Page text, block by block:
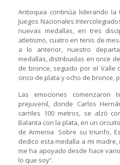
Antioquia continúa liderando
Juegos Nacionales
nuevas medallas, en tres
atletismo, cuatro en tenis de
a lo anterior, nuestro
medallas, distribuidas en once
de bronce, seguido por el Valle
cinco de plata y ocho de bronce,
Las emociones comenzaron
prejuvenil, donde Carlos
carriles 100 metros, se alzó
Balanta con la plata, en un
de Armenia. Sobre su triunfo,
dedico esta medalla a mi
me ha apoyado desde hace
lo que soy”.